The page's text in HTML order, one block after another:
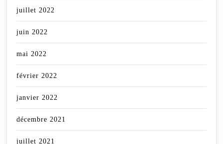
juillet 2022
juin 2022
mai 2022
février 2022
janvier 2022
décembre 2021
juillet 2021